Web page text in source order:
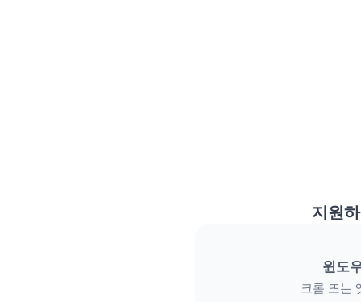
지원
윈도
크롬 또는